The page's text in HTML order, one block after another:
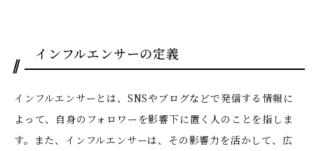
インフルエンサーの定義
インフルエンサーとは、SNSやブログなどで発信する情報に
よって、自身のフォロワーを影響下に置く人のことを指しま
す。また、インフルエンサーは、その影響力を活かして、広